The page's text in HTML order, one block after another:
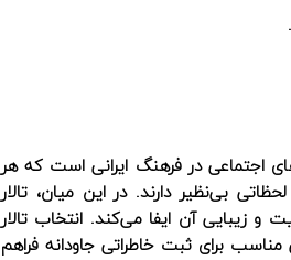
اجتماعی در فرهنگ ایرانی است که هر
بی‌نظیر دارند. در این میان، تالار
و زیبایی آن ایفا می‌کند. انتخاب تالار
برای ثبت خاطراتی جاودانه فراهم